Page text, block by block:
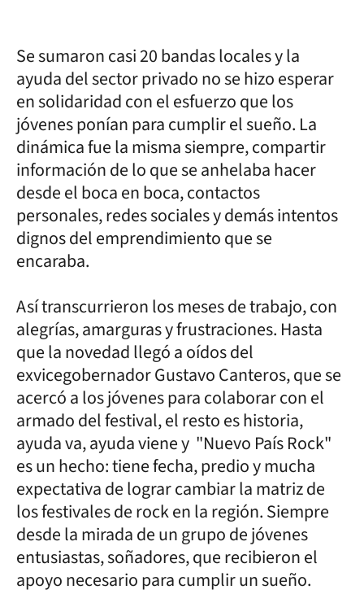
Se sumaron casi 20 bandas locales y la
ayuda del sector privado no se hizo esperar
en solidaridad con el esfuerzo que los
jóvenes ponían para cumplir el sueño. La
dinámica fue la misma siempre, compartir
información de lo que se anhelaba hacer
desde el boca en boca, contactos
personales, redes sociales y demás intentos
dignos del emprendimiento que se
encaraba.
Así transcurrieron los meses de trabajo, con
alegrías, amarguras y frustraciones. Hasta
que la novedad llegó a oídos del
exvicegobernador Gustavo Canteros, que se
acercó a los jóvenes para colaborar con el
armado del festival, el resto es historia,
ayuda va, ayuda viene y "Nuevo País Rock"
es un hecho: tiene fecha, predio y mucha
expectativa de lograr cambiar la matriz de
los festivales de rock en la región. Siempre
desde la mirada de un grupo de jóvenes
entusiastas, soñadores, que recibieron el
apoyo necesario para cumplir un sueño.